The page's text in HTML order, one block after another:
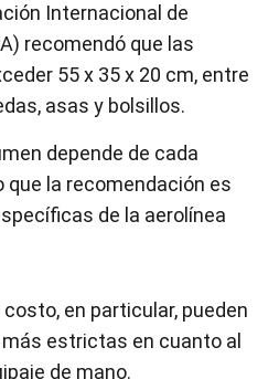
Internacional de
recomendó que las
55 x 35 x 20 cm, entre
asas y bolsillos.
depende de cada
que la recomendación es
de la aerolínea
en particular, pueden
estrictas en cuanto al
de mano.